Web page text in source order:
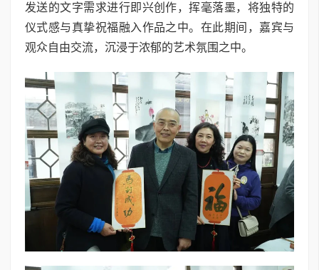
发送的文字需求进行即兴创作，挥毫落墨，将独特的
仪式感与真挚祝福融入作品之中。在此期间，嘉宾与
观众自由交流，沉浸于浓郁的艺术氛围之中。